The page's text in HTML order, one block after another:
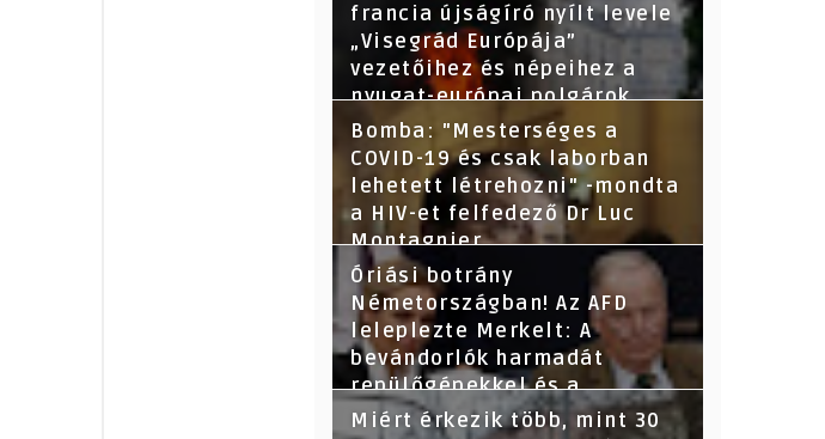
francia újságíró nyílt levele
„Visegrád Európája”
vezetőihez és népeihez a
nyugat-európai polgárok
nevében - Segítsetek!
Bomba: "Mesterséges a
COVID-19 és csak laborban
lehetett létrehozni" -mondta
a HIV-et felfedező Dr Luc
Montagnier
Óriási botrány
Németországban! Az AFD
leleplezte Merkelt: A
bevándorlók harmadát
repülőgépekkel és a
törvényeket megsértve
Miért érkezik több, mint 30